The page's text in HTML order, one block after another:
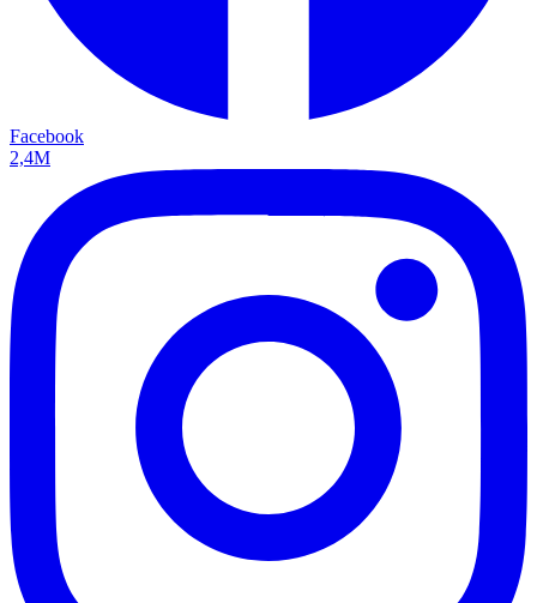
Facebook
2,4M